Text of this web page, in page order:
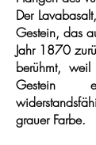
Der
Gestein, das
Jahr 1870
berühmt,
Gestein
grauer Farbe.